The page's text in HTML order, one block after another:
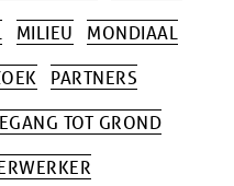
MILIEU
MONDIAAL
PARTNERS
TOT GROND